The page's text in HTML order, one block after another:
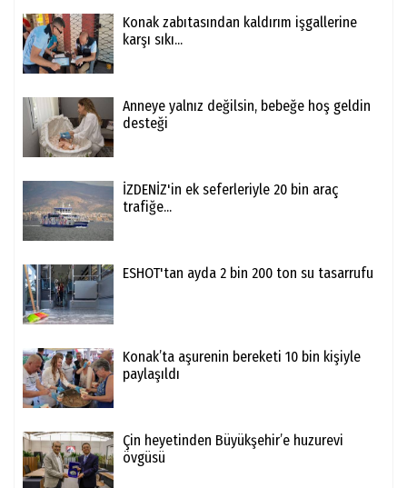
Konak zabıtasından kaldırım işgallerine
karşı sıkı...
Anneye yalnız değilsin, bebeğe hoş geldin
desteği
İZDENİZ'in ek seferleriyle 20 bin araç
trafiğe...
ESHOT'tan ayda 2 bin 200 ton su tasarrufu
Konak’ta aşurenin bereketi 10 bin kişiyle
paylaşıldı
Çin heyetinden Büyükşehir’e huzurevi
övgüsü